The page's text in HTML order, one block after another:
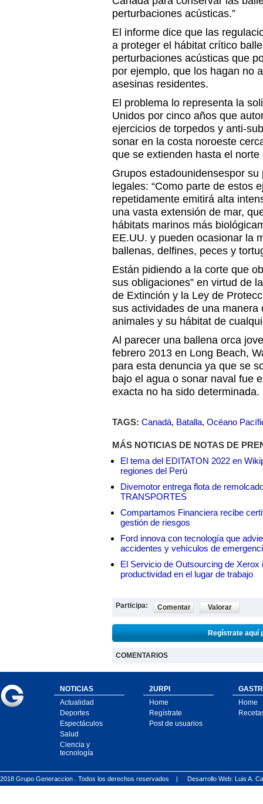
perturbaciones acústicas.”
El informe dice que las
a proteger el hábitat crítico
perturbaciones acústicas que
por ejemplo, que los hagan no
asesinas residentes.
El problema lo representa la
Unidos por cinco años que
ejercicios de torpedos y anti-
sonar en la costa noroeste
que se extienden hasta el norte
Grupos estadounidensespor
legales: “Como parte de estos
repetidamente emitirá alta
una vasta extensión de mar,
hábitats marinos más
EE.UU. y pueden ocasionar la
ballenas, delfines, peces y
Están pidiendo a la corte que
sus obligaciones” en virtud de
de Extinción y la Ley de
sus actividades de una manera
animales y su hábitat de
Al parecer una ballena orca
febrero 2013 en Long Beach,
para esta denuncia ya que se
bajo el agua o sonar naval fue
exacta no ha sido determinada.
TAGS: Canadá, Batalla, Océano
MÁS NOTICIAS DE NOTAS DE
El tema del EDITATON 2022 en
regiones del Perú
Divemotor entrega flota de
TRANSPORTES
Compartamos Financiera recibe
gestión de riesgos
Ford innova con tecnología que
accidentes y vehículos de
El Servicio de Outsourcing de
productividad en el lugar de trabajo
Participa: Comentar Valorar
Regístrate aquí
COMENTARIOS
NOTICIAS
Actualidad
Deportes
Espectáculos
Salud
Ciencia y
tecnología
2URPI
Home
Regístrate
Post de usuarios
Home
2018 Grupo Generaccion . Todos los derechos reservados | Desarrollo Web: Luis